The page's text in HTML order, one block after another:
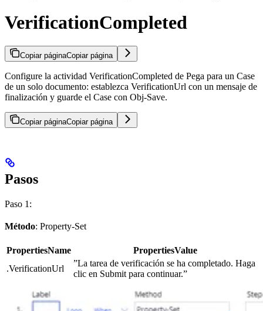
VerificationCompleted
Copiar páginaCopiar página
Configure la actividad VerificationCompleted de Pega para un Case
de un solo documento: establezca VerificationUrl con un mensaje de
finalización y guarde el Case con Obj-Save.
Copiar páginaCopiar página
Pasos
Paso 1:
Método: Property-Set
PropertiesName
PropertiesValue
.VerificationUrl
”La tarea de verificación se ha completado. Haga
clic en Submit para continuar.”